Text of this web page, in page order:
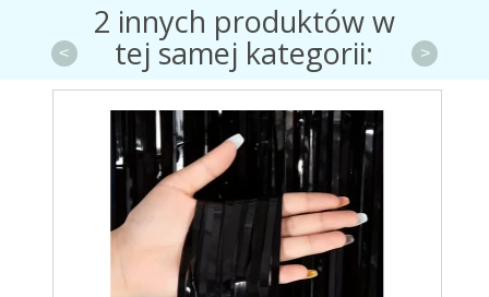
2 innych produktów w
tej samej kategorii:
< >